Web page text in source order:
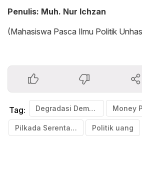
Penulis: Muh. Nur Ichzan
(Mahasiswa Pasca Ilmu Politik
Tag: Degradasi Demokrasi Money
Pilkada Serentak 2024 Politik uang